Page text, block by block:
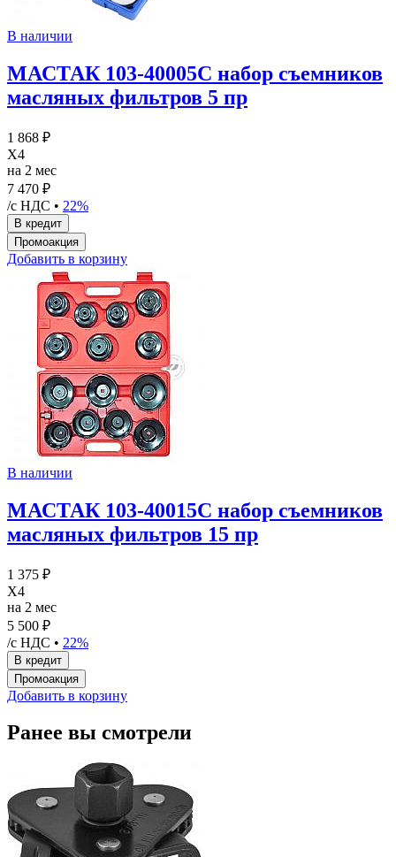
В наличии
МАСТАК 103-40005C набор съемников
масляных фильтров 5 пр
1 868 ₽
X4
на 2 мес
7 470 ₽
/с НДС • 22%
Добавить в корзину
В наличии
МАСТАК 103-40015C набор съемников
масляных фильтров 15 пр
1 375 ₽
X4
на 2 мес
5 500 ₽
/с НДС • 22%
Добавить в корзину
Ранее вы смотрели